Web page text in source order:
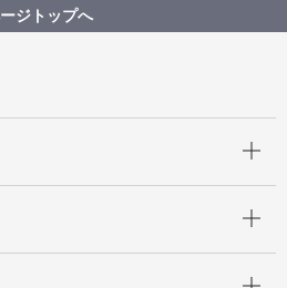
募型プロポーザル】令和５年度プロ
託
ジトップへ